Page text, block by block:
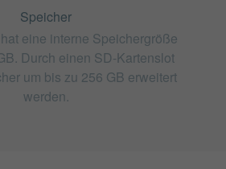
Speicher
eine interne Speichergröße
Durch einen SD-Kartenslot
um bis zu 256 GB erweitert
werden.